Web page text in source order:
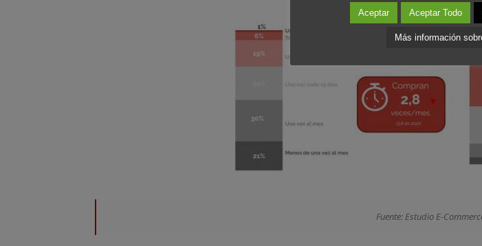
Fuente: Estudio E-
Aceptar Aceptar Todo
Más información